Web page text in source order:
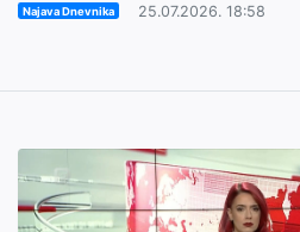
Najava Dnevnika 25.07.2026. 18:58